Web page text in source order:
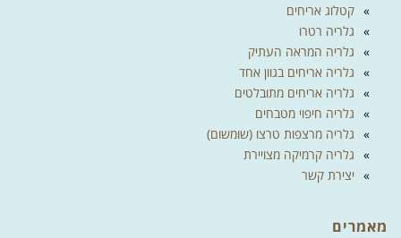
קטלוג אריחים
גלריה רטרו
גלריה המראה העתיק
גלריה אריחים בגוון אחד
גלריה אריחים מתובלטים
גלריה חיפוי מטבחים
גלריה מרצפות טרצו (שומשום)
גלריה קרמיקה מצויירת
יצירת קשר
מאמרים